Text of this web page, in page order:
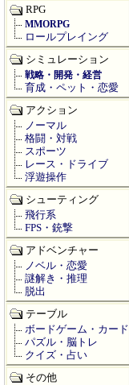
RPG
MMORPG
ロールプレイング
シミュレーション
戦略・開発・経営
育成・ペット・恋愛
アクション
ノーマル
格闘・対戦
スポーツ
レース・ドライブ
浮遊操作
シューティング
飛行系
FPS・銃撃
アドベンチャー
ノベル・恋愛
謎解き・推理
脱出
テーブル
ボードゲーム・カード
パズル・脳トレ
クイズ・占い
その他